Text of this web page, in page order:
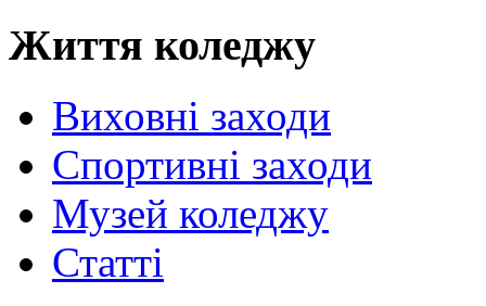
Життя коледжу
Виховні заходи
Спортивні заходи
Музей коледжу
Статті